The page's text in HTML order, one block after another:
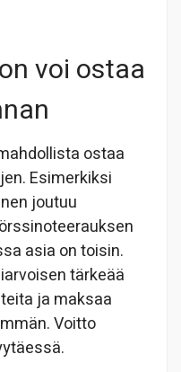
voi ostaa
ostaa
Esimerkiksi
joutuu
asia on toisin.
tärkeää
ja maksaa
Voitto